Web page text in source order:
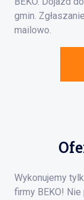
gmin.
mailowo.
Wykonujemy
firmy BEKO!